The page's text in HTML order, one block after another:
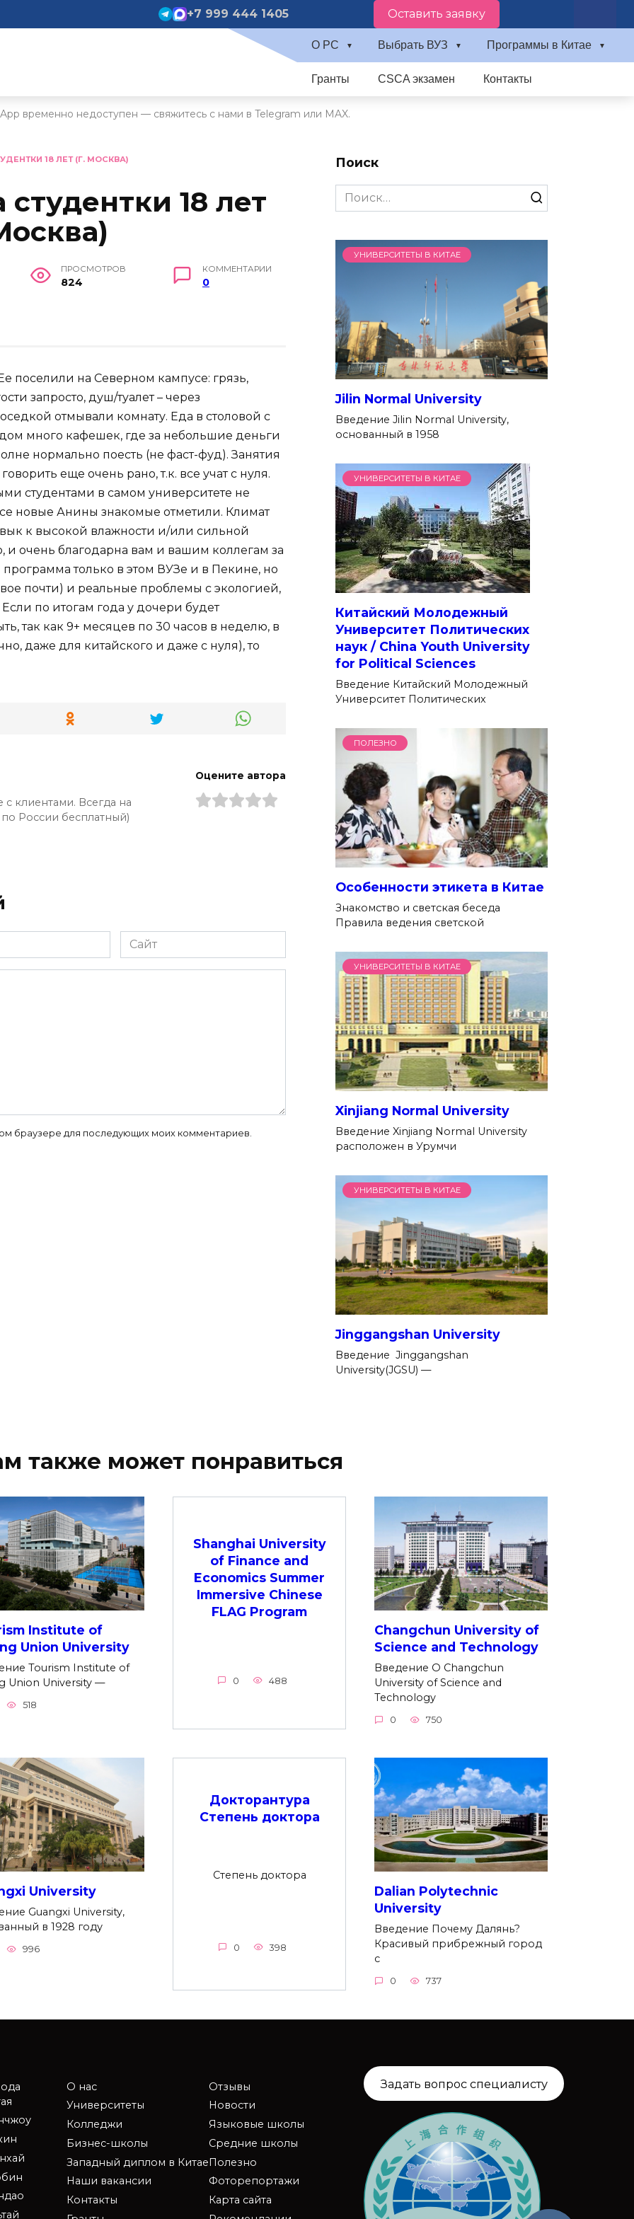
+7 999 444 1405 Оставить заявку
О PC Выбрать ВУЗ Программы в Китае
Гранты CSCA экзамен Контакты
временно недоступен — свяжитесь с нами в Telegram или MAX.
18 ЛЕТ (Г. МОСКВА)
18 лет
ПРОСМОТРОВ
824
КОММЕНТАРИИ
0
поселили на Северном кампусе: грязь,
запросто, душ/туалет – через
отмывали комнату. Еда в столовой с
много кафешек, где за небольшие деньги
нормально поесть (не фаст-фуд). Занятия
еще очень рано, т.к. все учат с нуля.
студентами в самом университете не
новые Анины знакомые отметили. Климат
к высокой влажности и/или сильной
очень благодарна вам и вашим коллегам за
только в этом ВУЗе и в Пекине, но
почти) и реальные проблемы с экологией,
по итогам года у дочери будет
так как 9+ месяцев по 30 часов в неделю, в
даже для китайского и даже с нуля), то
клиентами. Всегда на
России бесплатный)
Оцените автора
Сайт
браузере для последующих моих комментариев.
Поиск
Search
for:
УНИВЕРСИТЕТЫ В КИТАЕ
Jilin Normal University
Введение Jilin Normal University,
основанный в 1958
УНИВЕРСИТЕТЫ В КИТАЕ
Китайский Молодежный
Университет Политических
наук / China Youth University
for Political Sciences
Введение Китайский Молодежный
Университет Политических
ПОЛЕЗНО
Особенности этикета в Китае
Знакомство и светская беседа
Правила ведения светской
УНИВЕРСИТЕТЫ В КИТАЕ
Xinjiang Normal University
Введение Xinjiang Normal University
расположен в Урумчи
УНИВЕРСИТЕТЫ В КИТАЕ
Jinggangshan University
Введение Jinggangshan
University(JGSU) —
также может понравиться
Institute of
Union University
Tourism Institute of
Union University —
518
Shanghai University
of Finance and
Economics Summer
Immersive Chinese
FLAG Program
0 488
Changchun University of
Science and Technology
Введение О Changchun
University of Science and
Technology
0 750
University
Guangxi University,
в 1928 году
996
Докторантура
Степень доктора
Степень доктора
0 398
Dalian Polytechnic
University
Введение Почему Далянь?
Красивый прибрежный город
с
0 737
О нас
Университеты
Колледжи
Бизнес-школы
Западный диплом в Китае
Наши вакансии
Контакты
Отзывы
Новости
Языковые школы
Средние школы
Полезно
Фоторепортажи
Карта сайта
Задать вопрос специалисту